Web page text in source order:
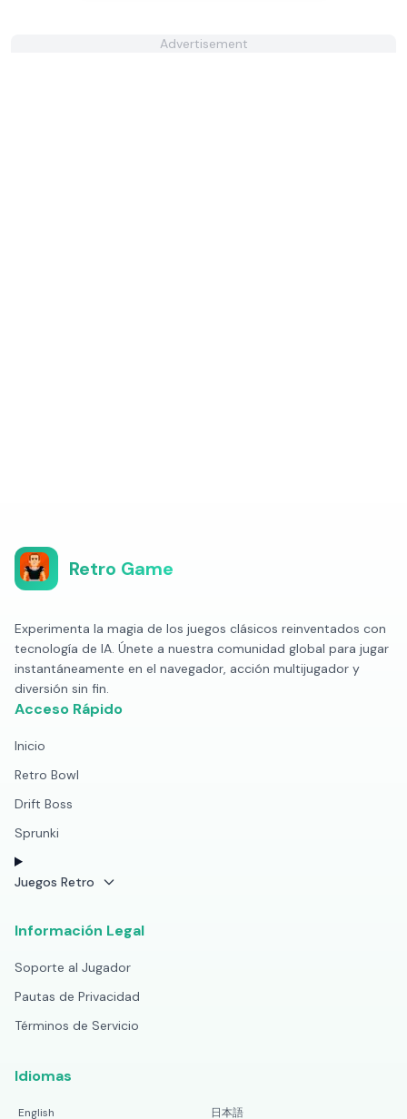
Advertisement
Retro Game
Experimenta la magia de los juegos clásicos reinventados con
tecnología de IA. Únete a nuestra comunidad global para jugar
instantáneamente en el navegador, acción multijugador y
diversión sin fin.
Acceso Rápido
Inicio
Retro Bowl
Drift Boss
Sprunki
Juegos Retro
Información Legal
Soporte al Jugador
Pautas de Privacidad
Términos de Servicio
Idiomas
English 日本語